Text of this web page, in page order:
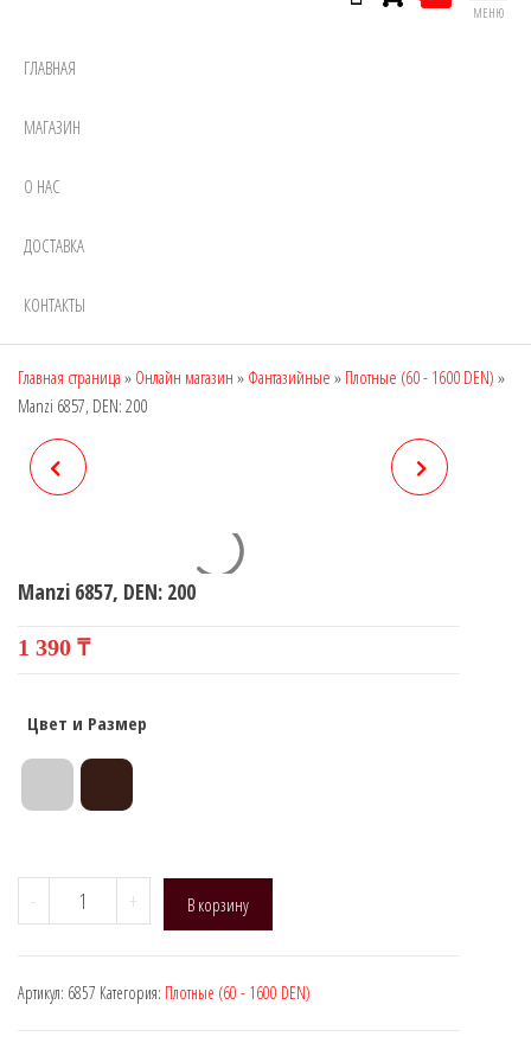
МЕНЮ
ГЛАВНАЯ
МАГАЗИН
О НАС
ДОСТАВКА
КОНТАКТЫ
Главная страница » Онлайн магазин » Фантазийные » Плотные (60 - 1600 DEN) »
Manzi 6857, DEN: 200
Manzi 6857, DEN: 200
1 390 ₸
Цвет и Размер
-
Количество
товара
DEN:
+ В корзину
Артикул: 6857 Категория: Плотные (60 - 1600 DEN)